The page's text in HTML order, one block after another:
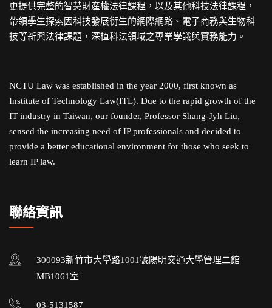
更提供完整的智慧財產權法律課程，以及其他科技法律課程，
帶領學生探索因科技發展衍生的網際網路、電子商務與生物科
技等新興法律課題，深植科法領域之專業學識與實務能力。
NCTU Law was established in the year 2000, first known as
Institute of Technology Law(ITL). Due to the rapid growth of the
IT industry in Taiwan, our founder, Professor Shang-Jyh Liu,
sensed the increasing need of IP professionals and decided to
provide a better educational environment for those who seek to
learn IP law.
聯絡資訊
300093新竹市大學路1001號陽明交通大學管理二館
MB1061室
03-5131587